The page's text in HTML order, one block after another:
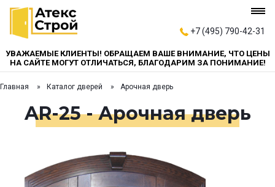
+7 (495) 790-42-31
УВАЖАЕМЫЕ КЛИЕНТЫ! ОБРАЩАЕМ ВАШЕ ВНИМАНИЕ, ЧТО ЦЕНЫ
НА САЙТЕ МОГУТ ОТЛИЧАТЬСЯ, БЛАГОДАРИМ ЗА ПОНИМАНИЕ!
Главная Каталог дверей Арочная дверь
AR-25 - Арочная дверь